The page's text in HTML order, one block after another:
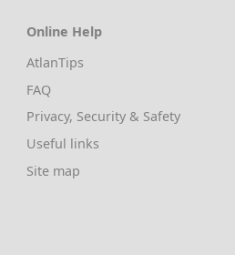
Online Help
AtlanTips
FAQ
Privacy, Security & Safety
Useful links
Site map